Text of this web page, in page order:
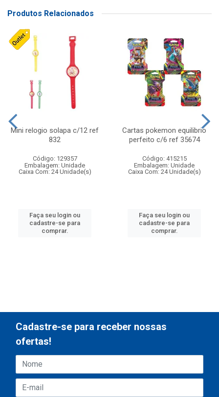
Produtos Relacionados
Mini relogio solapa c/12 ref
832
Código: 129357
Embalagem: Unidade
Caixa Com: 24 Unidade(s)
Faça seu login ou
cadastre-se para
comprar.
Cartas pokemon equilibrio
perfeito c/6 ref 35674
Código: 415215
Embalagem: Unidade
Caixa Com: 24 Unidade(s)
Faça seu login ou
cadastre-se para
comprar.
Cadastre-se para receber nossas
ofertas!